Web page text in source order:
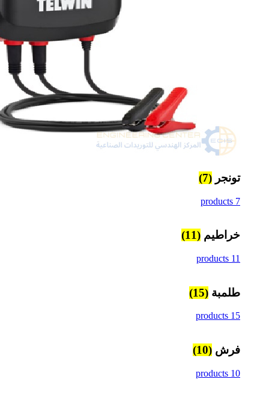
تونجر (7)
7 products
خراطيم (11)
11 products
طلمبة (15)
15 products
فرش (10)
10 products